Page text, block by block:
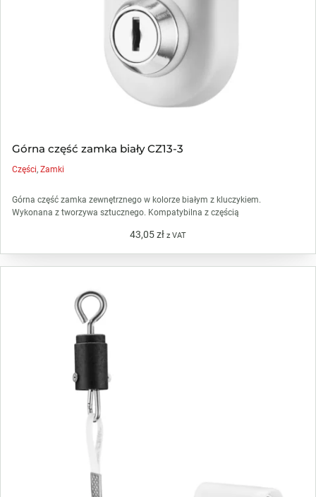
Górna część zamka biały CZ13-3
Części,Zamki
Górna część zamka zewnętrznego w kolorze białym z kluczykiem.
Wykonana z tworzywa sztucznego. Kompatybilna z częścią
43,05zł z VAT